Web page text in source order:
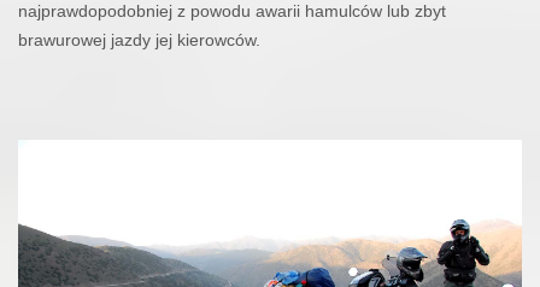
najprawdopodobniej z powodu awarii hamulców lub zbyt
brawurowej jazdy jej kierowców.